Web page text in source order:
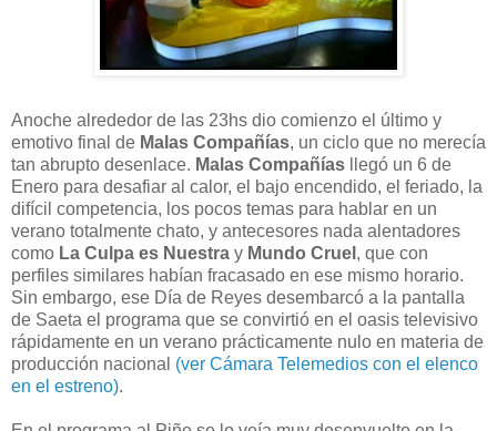
Anoche alrededor de las 23hs dio comienzo el último y
emotivo final de Malas Compañías, un ciclo que no merecía
tan abrupto desenlace. Malas Compañías
llegó un 6 de
Enero para desafiar al calor, el bajo encendido, el feriado, la
difícil competencia, los pocos temas para hablar en un
verano totalmente chato, y antecesores nada alentadores
como La Culpa es Nuestra y Mundo Cruel , que con
perfiles similares habían fracasado en ese mismo horario.
Sin embargo, ese Día de Reyes desembarcó a la pantalla
de Saeta el programa que se convirtió en el oasis televisivo
rápidamente en un verano prácticamente nulo en materia de
producción nacional (ver Cámara Telemedios con el elenco
en el estreno).